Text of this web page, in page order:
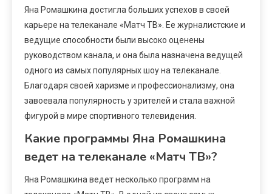
Яна Ромашкина достигла больших успехов в своей
карьере на телеканале «Матч ТВ». Ее журналистские и
ведущие способности были высоко оценены
руководством канала, и она была назначена ведущей
одного из самых популярных шоу на телеканале.
Благодаря своей харизме и профессионализму, она
завоевала популярность у зрителей и стала важной
фигурой в мире спортивного телевидения.
Какие программы Яна Ромашкина
ведет на телеканале «Матч ТВ»?
Яна Ромашкина ведет несколько программ на